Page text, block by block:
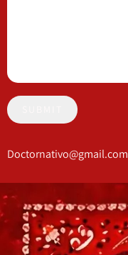
Doctornativo@gmail.com